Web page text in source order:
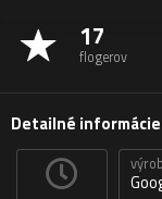
17
flogerov
Detailné informácie